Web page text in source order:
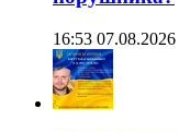
16:53 07.08.2026